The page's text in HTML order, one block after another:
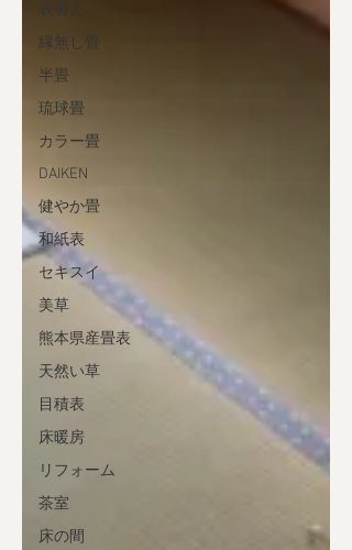
表替え
縁無し畳
半畳
琉球畳
カラー畳
DAIKEN
健やか畳
和紙表
セキスイ
美草
熊本県産畳表
天然い草
目積表
床暖房
リフォーム
茶室
床の間